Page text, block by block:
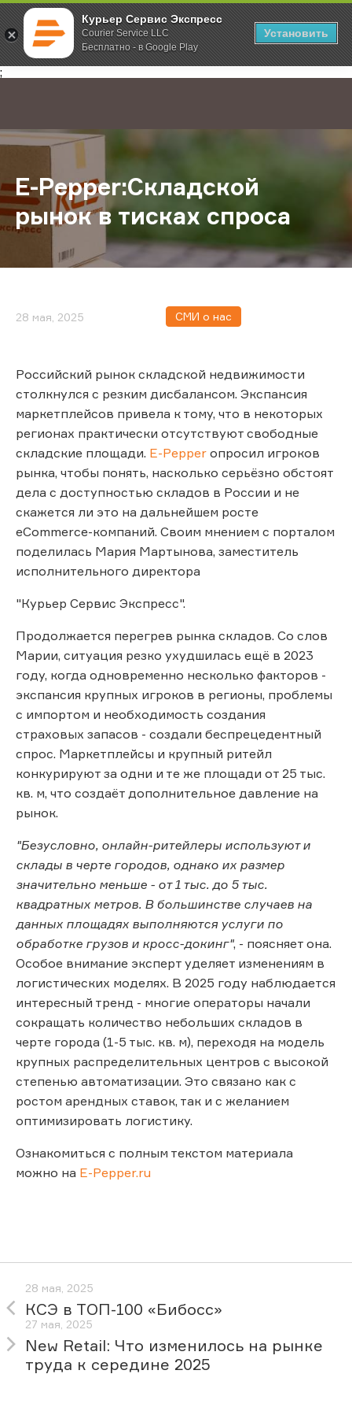
Курьер Сервис Экспресс
Courier Service LLC
Бесплатно - в Google Play
Установить
;
Главная О компании Новости E-Pepper:Складской рынок в
E-Pepper:Складской
рынок в тисках спроса
28 мая, 2025 СМИ о нас
Российский рынок складской недвижимости
столкнулся с резким дисбалансом. Экспансия
маркетплейсов привела к тому, что в некоторых
регионах практически отсутствуют свободные
складские площади. E-Pepper опросил игроков
рынка, чтобы понять, насколько серьёзно обстоят
дела с доступностью складов в России и не
скажется ли это на дальнейшем росте
eCommerce-компаний. Своим мнением с порталом
поделилась Мария Мартынова, заместитель
исполнительного директора
"Курьер Сервис Экспресс".
Продолжается перегрев рынка складов. Со слов
Марии, ситуация резко ухудшилась ещё в 2023
году, когда одновременно несколько факторов -
экспансия крупных игроков в регионы, проблемы
с импортом и необходимость создания
страховых запасов - создали беспрецедентный
спрос. Маркетплейсы и крупный ритейл
конкурируют за одни и те же площади от 25 тыс.
кв. м, что создаёт дополнительное давление на
рынок.
"Безусловно, онлайн-ритейлеры используют и
склады в черте городов, однако их размер
значительно меньше - от 1 тыс. до 5 тыс.
квадратных метров. В большинстве случаев на
данных площадях выполняются услуги по
обработке грузов и кросс-докинг", - поясняет она.
Особое внимание эксперт уделяет изменениям в
логистических моделях. В 2025 году наблюдается
интересный тренд - многие операторы начали
сокращать количество небольших складов в
черте города (1-5 тыс. кв. м), переходя на модель
крупных распределительных центров с высокой
степенью автоматизации. Это связано как с
ростом арендных ставок, так и с желанием
оптимизировать логистику.
Ознакомиться с полным текстом материала
можно на E-Pepper.ru
28 мая, 2025
КСЭ в ТОП-100 «Бибосс»
27 мая, 2025
New Retail: Что изменилось на рынке
труда к середине 2025